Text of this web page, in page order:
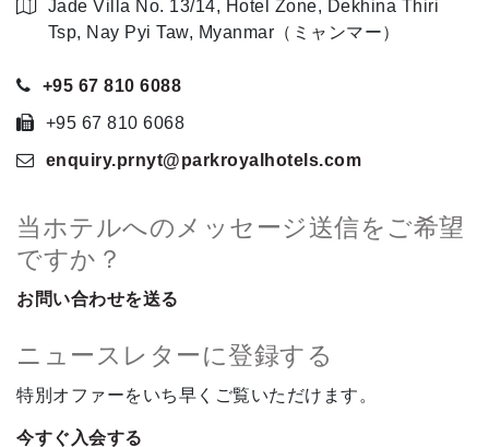
Jade Villa No. 13/14, Hotel Zone, Dekhina Thiri
Tsp, Nay Pyi Taw, Myanmar（ミャンマー）
+95 67 810 6088
+95 67 810 6068
enquiry.prnyt@parkroyalhotels.com
当ホテルへのメッセージ送信をご希望
ですか？
お問い合わせを送る
ニュースレターに登録する
特別オファーをいち早くご覧いただけます。
今すぐ入会する